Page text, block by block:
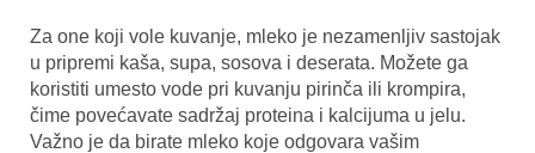
Za one koji vole kuvanje, mleko je nezamenljiv sastojak
u pripremi kaša, supa, sosova i deserata. Možete ga
koristiti umesto vode pri kuvanju pirinča ili krompira,
čime povećavate sadržaj proteina i kalcijuma u jelu.
Važno je da birate mleko koje odgovara vašim